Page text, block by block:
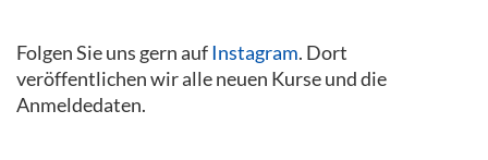
Folgen Sie uns gern aufInstagram. Dort
veröffentlichen wir alle neuen Kurse und die
Anmeldedaten.